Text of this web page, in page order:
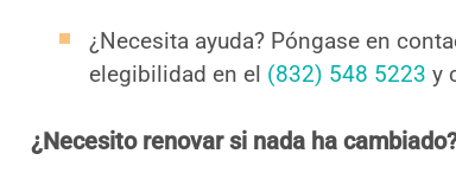
¿Necesita ayuda? Póngase en
elegibilidad en el (832) 548 5223 y
¿Necesito renovar si nada ha